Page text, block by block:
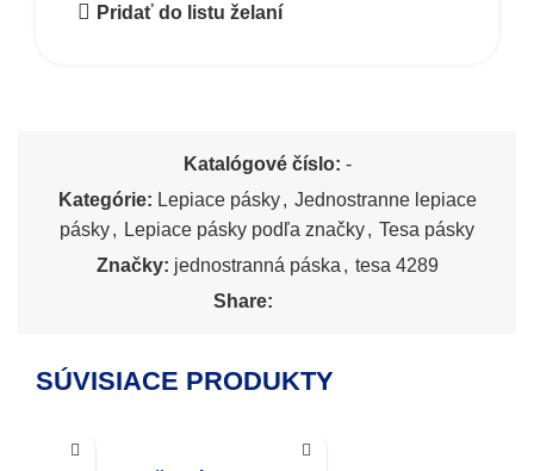
Pridať do listu želaní
Katalógové číslo: -
Kategórie: Lepiace pásky , Jednostranne lepiace
pásky, Lepiace pásky podľa značky, Tesa pásky
Značky: jednostranná páska , tesa 4289
Share:
SÚVISIACE PRODUKTY